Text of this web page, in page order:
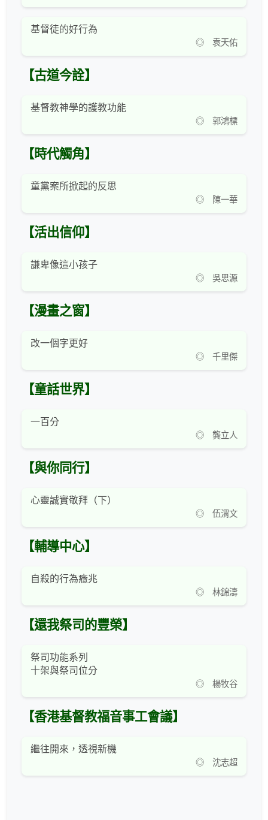
基督徒的好行為
◎ 袁天佑
【古道今詮】
基督教神學的護教功能
◎ 郭鴻標
【時代觸角】
童黨案所掀起的反思
◎ 陳一華
【活出信仰】
謙卑像這小孩子
◎ 吳思源
【漫畫之窗】
改一個字更好
◎ 千里傑
【童話世界】
一百分
◎ 龔立人
【與你同行】
心靈誠實敬拜（下）
◎ 伍渭文
【輔導中心】
自殺的行為癥兆
◎ 林錦濤
【還我祭司的豐榮】
祭司功能系列
十架與祭司位分
◎ 楊牧谷
【香港基督教福音事工會議】
繼往開來，透視新機
◎ 沈志超